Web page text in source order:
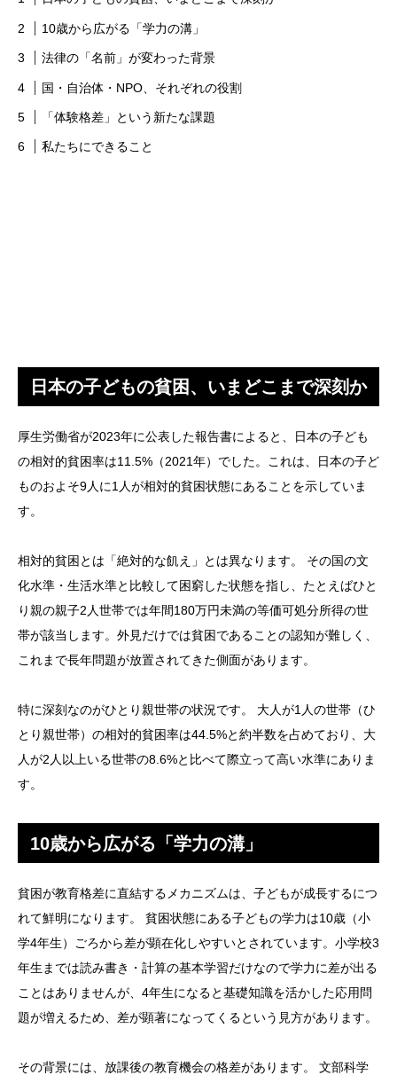
10歳から広がる「学力の溝」
法律の「名前」が変わった背景
国・自治体・NPO、それぞれの役割
「体験格差」という新たな課題
私たちにできること
日本の子どもの貧困、いまどこまで深刻か
厚生労働省が2023年に公表した報告書によると、日本の子ども
の相対的貧困率は11.5%（2021年）でした。これは、日本の子ど
ものおよそ9人に1人が相対的貧困状態にあることを示していま
す。
相対的貧困とは「絶対的な飢え」とは異なります。 その国の文
化水準・生活水準と比較して困窮した状態を指し、たとえばひと
り親の親子2人世帯では年間180万円未満の等価可処分所得の世
帯が該当します。外見だけでは貧困であることの認知が難しく、
これまで長年問題が放置されてきた側面があります。
特に深刻なのがひとり親世帯の状況です。 大人が1人の世帯（ひ
とり親世帯）の相対的貧困率は44.5%と約半数を占めており、大
人が2人以上いる世帯の8.6%と比べて際立って高い水準にありま
す。
10歳から広がる「学力の溝」
貧困が教育格差に直結するメカニズムは、子どもが成長するにつ
れて鮮明になります。 貧困状態にある子どもの学力は10歳（小
学4年生）ごろから差が顕在化しやすいとされています。小学校3
年生までは読み書き・計算の基本学習だけなので学力に差が出る
ことはありませんが、4年生になると基礎知識を活かした応用問
題が増えるため、差が顕著になってくるという見方があります。
その背景には、放課後の教育機会の格差があります。 文部科学